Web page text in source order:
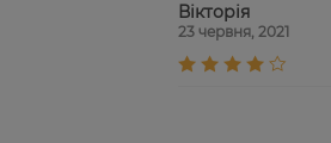
Вікторія
23 червня, 2021